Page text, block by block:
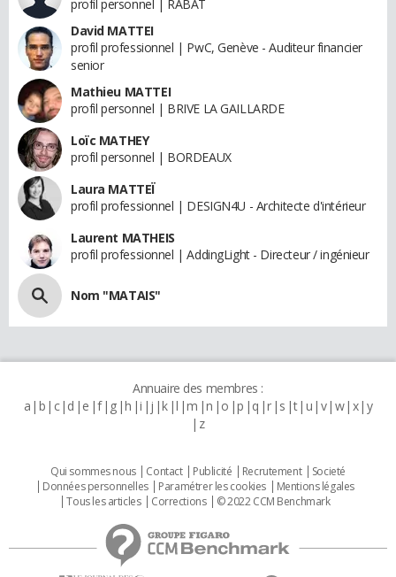
profil personnel | RABAT
David MATTEI
profil professionnel | PwC, Genève - Auditeur financier
senior
Mathieu MATTEI
profil personnel | BRIVE LA GAILLARDE
Loïc MATHEY
profil personnel | BORDEAUX
Laura MATTEÏ
profil professionnel | DESIGN4U - Architecte d'intérieur
Laurent MATHEIS
profil professionnel | AddingLight - Directeur / ingénieur
Nom "MATAIS"
Annuaire des membres :
a b c d e f g h i j k l m n o p q r s t u v w x y
z
Qui sommes nous Contact Publicité Recrutement
Societé
Données personnelles
Paramétrer les cookies
Mentions légales
Tous les articles
Corrections © 2022 CCM Benchmark